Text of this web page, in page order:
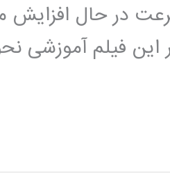
در حال افزایش
این فیلم آموزشی